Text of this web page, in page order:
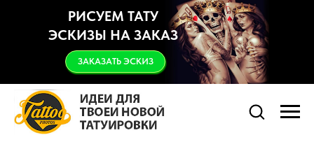
РИСУЕМ ТАТУ
ЭСКИЗЫ НА ЗАКАЗ
ЗАКАЗАТЬ ЭСКИЗ